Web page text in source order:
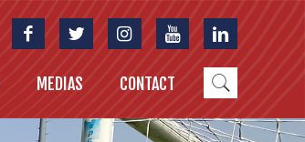
MEDIAS CONTACT